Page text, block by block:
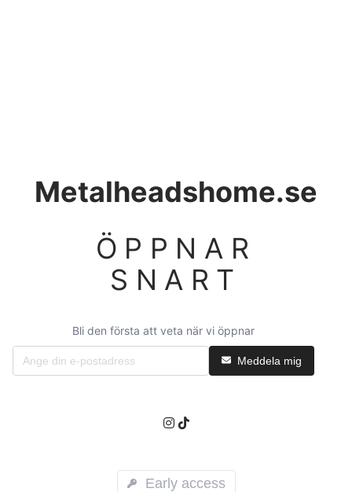
Metalheadshome.se
ÖPPNAR
SNART
Bli den första att veta när vi öppnar
Meddela mig
Early access